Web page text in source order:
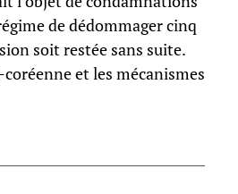
de dédommager cinq
soit restée sans suite.
et les mécanismes